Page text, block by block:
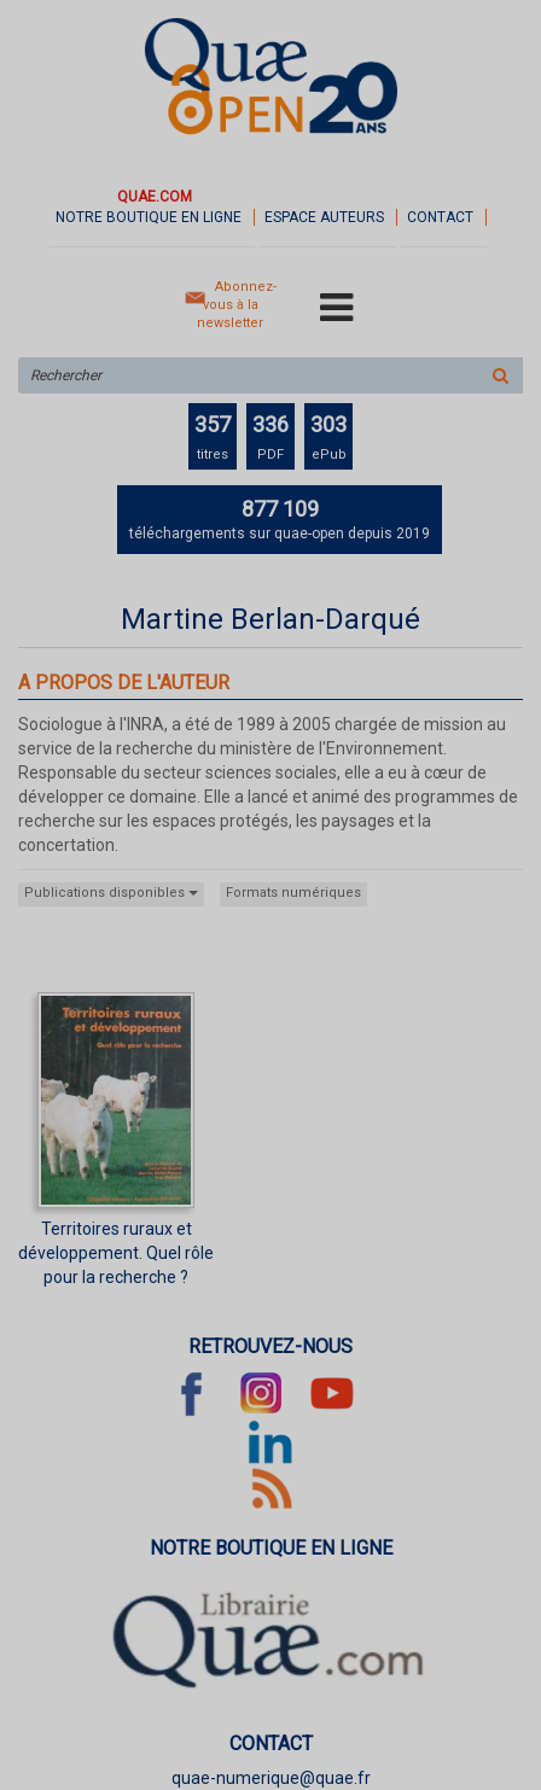
QUAE.COM
NOTRE BOUTIQUE EN LIGNE
ESPACE AUTEURS CONTACT
Abonnez-
vous à la
newsletter
sur
le
357
titres
336
PDF
303
ePub
877 109
téléchargements sur quae-open depuis 2019
Martine Berlan-Darqué
A PROPOS DE L'AUTEUR
Sociologue à l'INRA, a été de 1989 à 2005 chargée de mission au
service de la recherche du ministère de l'Environnement.
Responsable du secteur sciences sociales, elle a eu à cœur de
développer ce domaine. Elle a lancé et animé des programmes de
recherche sur les espaces protégés, les paysages et la
concertation.
Publications disponibles Formats numériques
Territoires ruraux et
développement. Quel rôle
pour la recherche ?
RETROUVEZ-NOUS
NOTRE BOUTIQUE EN LIGNE
CONTACT
quae-numerique@quae.fr